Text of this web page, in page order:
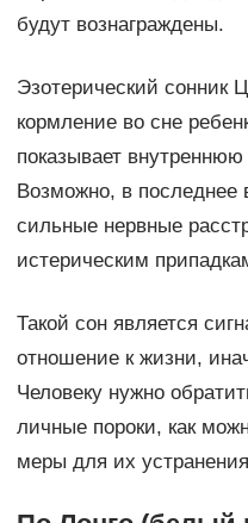
будут вознаграждены.
Эзотерический сонник
кормление во сне
показывает
Возможно, в последнее
сильные нервные
истерическим
Такой сон является
отношение к жизни,
Человеку нужно
личные пороки, как
меры для их